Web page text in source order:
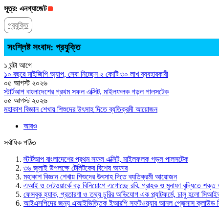
সূত্র: এনগ্যাজেট
প্রযুক্তি
সংশ্লিষ্ট সংবাদ: প্রযুক্তি
১ ঘন্টা আগে
১০ বছরে মাইজিপি অ্যাপ, সেবা নিচ্ছেন ২ কোটি ৩০ লাখ ব্যবহারকারী
০৫ আগস্ট ২০২৬
স্টার্টআপ বাংলাদেশের প্রথম সফল এক্সিট, মাইলফলক গড়ল পালসটেক
০৫ আগস্ট ২০২৬
মহাকাশ বিজ্ঞান শেখায় শিশুদের উৎসাহ দিতে ব্যতিক্রমী আয়োজন
আরও
সর্বাধিক পঠিত
স্টার্টআপ বাংলাদেশের প্রথম সফল এক্সিট, মাইলফলক গড়ল পালসটেক
৩৬ জুলাই উপলক্ষে টেলিটকের বিশেষ অফার
মহাকাশ বিজ্ঞান শেখায় শিশুদের উৎসাহ দিতে ব্যতিক্রমী আয়োজন
এআই ও নেটওয়ার্কে বড় বিনিয়োগে এগোচ্ছে রবি, গ্রাহক ও মুনাফা বৃদ্ধিতে শক্ত
ফেসবুক হ্যাক, প্রতারণা ও তথ্য চুরির অভিযোগ এক প্ল্যাটফর্মে, চালু হলো
আইএসপিদের জন্য এআইভিত্তিক ইআরপি সফটওয়্যার আনল প্লেক্সাস ক্লাউড